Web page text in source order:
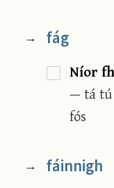
→ fág
Níor
— tá tú
fós
→ fáinnigh